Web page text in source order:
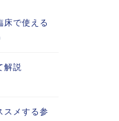
床で使える
解説
スメする参